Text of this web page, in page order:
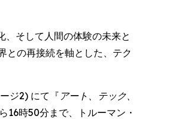
、そして人間の体験の未来と
との再接続を軸とした、テク
ジ2) にて『 アート、テック、
時50分まで、トルーマン・